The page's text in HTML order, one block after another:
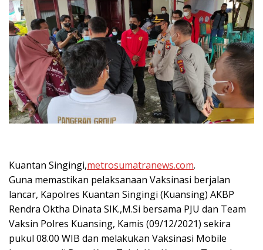
Kuantan Singingi,metrosumatranews.com.
Guna memastikan pelaksanaan Vaksinasi berjalan
lancar, Kapolres Kuantan Singingi (Kuansing) AKBP
Rendra Oktha Dinata SIK.,M.Si bersama PJU dan Team
Vaksin Polres Kuansing, Kamis (09/12/2021) sekira
pukul 08.00 WIB dan melakukan Vaksinasi Mobile